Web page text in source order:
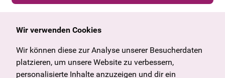
Allgemein
Angebote & News
U27
Geschenkgutschein
Wien
Tirol
Vorarlberg
Wir verwenden Cookies
Wir können diese zur Analyse unserer Besucherdaten
platzieren, um unsere Website zu verbessern,
personalisierte Inhalte anzuzeigen und dir ein